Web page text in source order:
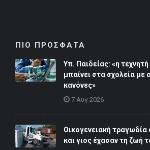
ΠΙΟ ΠΡΟΣΦΑΤΑ
Υπ. Παιδείας: «η
μπαίνει στα σχολεία με
κανόνες»
7 Αυγ 2026
Οικογενειακή τραγωδία
και γιος έχασαν τη ζωή